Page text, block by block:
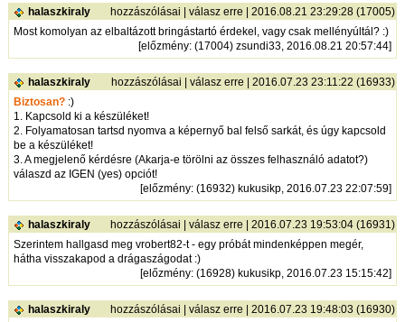
halaszkiraly hozzászólásai |válasz erre | 2016.08.21 23:29:28 (17005)
Most komolyan az elbaltázott bringástartó érdekel, vagy csak mellényúltál? :)
[előzmény: (17004) zsundi33, 2016.08.21 20:57:44]
halaszkiraly hozzászólásai |válasz erre | 2016.07.23 23:11:22 (16933)
Biztosan? :)
1. Kapcsold ki a készüléket!
2. Folyamatosan tartsd nyomva a képernyő bal felső sarkát, és úgy kapcsold
be a készüléket!
3. A megjelenő kérdésre (Akarja-e törölni az összes felhasználó adatot?)
válaszd az IGEN (yes) opciót!
[előzmény: (16932) kukusikp, 2016.07.23 22:07:59]
halaszkiraly hozzászólásai |válasz erre | 2016.07.23 19:53:04 (16931)
Szerintem hallgasd meg vrobert82-t - egy próbát mindenképpen megér,
hátha visszakapod a drágaszágodat :)
[előzmény: (16928) kukusikp, 2016.07.23 15:15:42]
halaszkiraly hozzászólásai |válasz erre | 2016.07.23 19:48:03 (16930)